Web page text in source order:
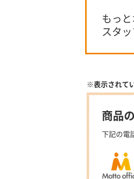
もっ
スタ
※表示されて
商品
下記の電